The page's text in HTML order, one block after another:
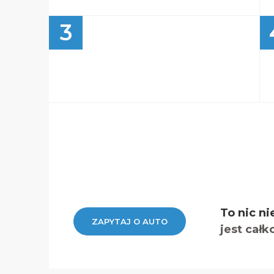
3
ZAPYTAJ O AUTO
To nic
jest